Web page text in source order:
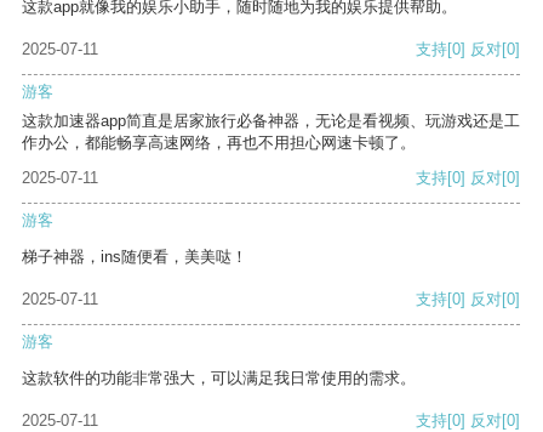
这款app就像我的娱乐小助手，随时随地为我的娱乐提供帮助。
2025-07-11 支持[0] 反对[0]
游客
这款加速器app简直是居家旅行必备神器，无论是看视频、玩游戏还是工
作办公，都能畅享高速网络，再也不用担心网速卡顿了。
2025-07-11
支持[0] 反对[0]
游客
梯子神器，ins随便看，美美哒！
2025-07-11 支持[0] 反对[0]
游客
这款软件的功能非常强大，可以满足我日常使用的需求。
2025-07-11 支持[0] 反对[0]